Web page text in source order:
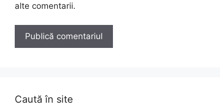
alte comentarii.
Caută în site